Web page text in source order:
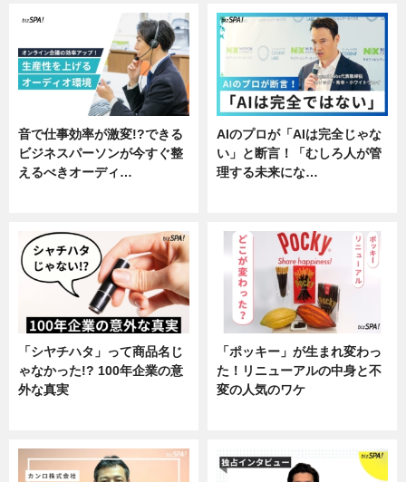
音で仕事効率が激変!?できる
ビジネスパーソンが今すぐ整
えるべきオーディ…
AIのプロが「AIは完全じゃな
い」と断言！「むしろ人が管
理する未来にな…
「シヤチハタ」って商品名じ
ゃなかった!? 100年企業の意
外な真実
「ポッキー」が生まれ変わっ
た！リニューアルの中身と不
変の人気のワケ